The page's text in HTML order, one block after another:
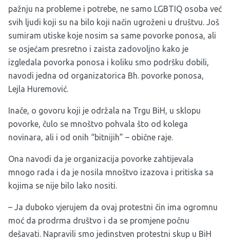
pažnju na probleme i potrebe, ne samo LGBTIQ osoba već
svih ljudi koji su na bilo koji način ugroženi u društvu. Još
sumiram utiske koje nosim sa same povorke ponosa, ali
se osjećam presretno i zaista zadovoljno kako je
izgledala povorka ponosa i koliku smo podršku dobili,
navodi jedna od organizatorica Bh. povorke ponosa,
Lejla Huremović.
Inače, o govoru koji je održala na Trgu BiH, u sklopu
povorke, čulo se mnoštvo pohvala što od kolega
novinara, ali i od onih “bitnijih” – obične raje.
Ona navodi da je organizacija povorke zahtijevala
mnogo rada i da je nosila mnoštvo izazova i pritiska sa
kojima se nije bilo lako nositi.
– Ja duboko vjerujem da ovaj protestni čin ima ogromnu
moć da prodrma društvo i da se promjene počnu
dešavati. Napravili smo jedinstven protestni skup u BiH